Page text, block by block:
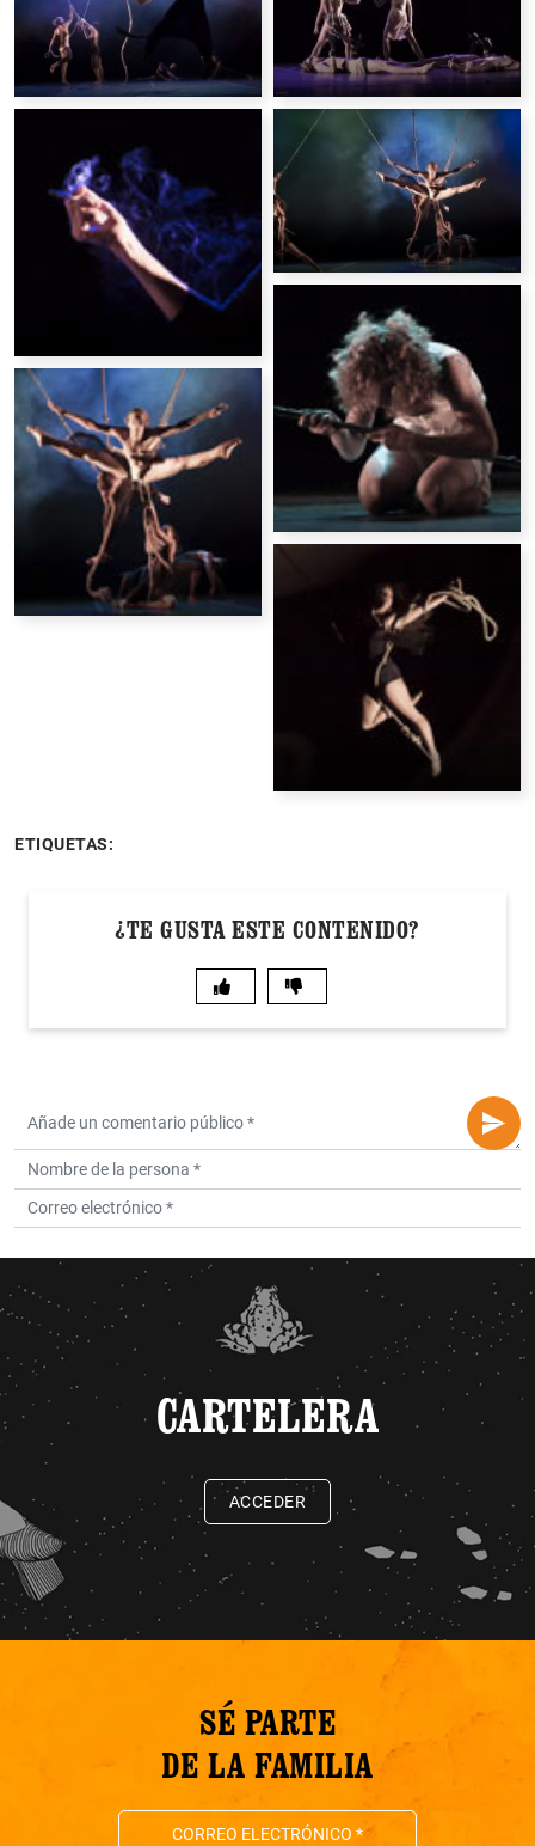
ETIQUETAS:
¿TE GUSTA ESTE CONTENIDO?
CARTELERA
ACCEDER
SÉ PARTE
DE LA FAMILIA